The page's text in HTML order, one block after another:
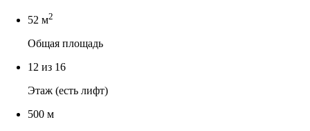
52 м2
Общая площадь
12 из 16
Этаж (есть лифт)
500 м